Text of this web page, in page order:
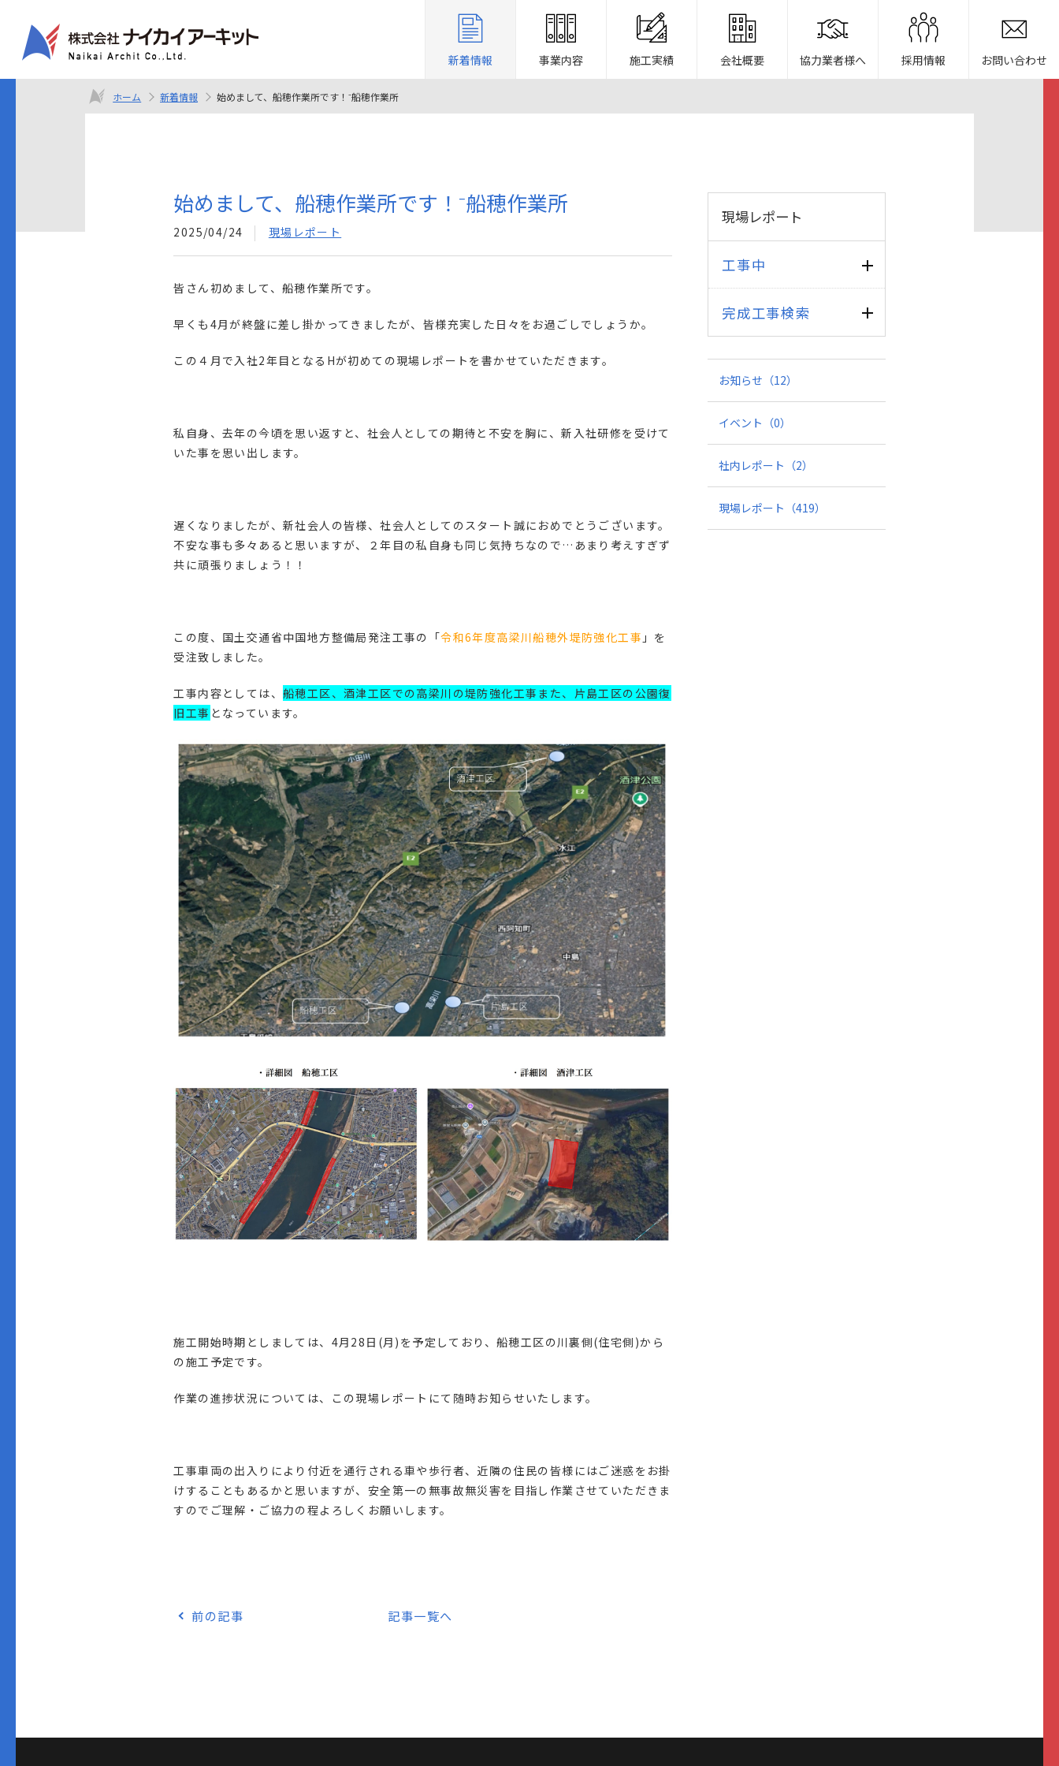
新着情報 事業内容 施工実績 会社概要 協力業者様へ 採用情報 お問い合わせ
ホーム 新着情報 始めまして、船穂作業所です！⁻船穂作業所
始めまして、船穂作業所です！⁻船穂作業所
2025/04/24 現場レポート
皆さん初めまして、船穂作業所です。
早くも4月が終盤に差し掛かってきましたが、皆様充実した日々をお過ごしでしょうか。
この４月で入社2年目となるHが初めての現場レポートを書かせていただきます。
私自身、去年の今頃を思い返すと、社会人としての期待と不安を胸に、新入社研修を受けて
いた事を思い出します。
遅くなりましたが、新社会人の皆様、社会人としてのスタート誠におめでとうございます。
不安な事も多々あると思いますが、２年目の私自身も同じ気持ちなので…あまり考えすぎず
共に頑張りましょう！！
この度、国土交通省中国地方整備局発注工事の「令和6年度高梁川船穂外堤防強化工事 」を
受注致しました。
工事内容としては、船穂工区、酒津工区での高梁川の堤防強化工事また、片島工区の公園復
旧工事 となっています。
施工開始時期としましては、4月28日(月)を予定しており、船穂工区の川裏側(住宅側)から
の施工予定です。
作業の進捗状況については、この現場レポートにて随時お知らせいたします。
工事車両の出入りにより付近を通行される車や歩行者、近隣の住民の皆様にはご迷惑をお掛
けすることもあるかと思いますが、安全第一の無事故無災害を目指し作業させていただきま
すのでご理解・ご協力の程よろしくお願いします。
前の記事 記事一覧へ
現場レポート
工事中
完成工事検索
お知らせ （12）
イベント （0）
社内レポート （2）
現場レポート （419）